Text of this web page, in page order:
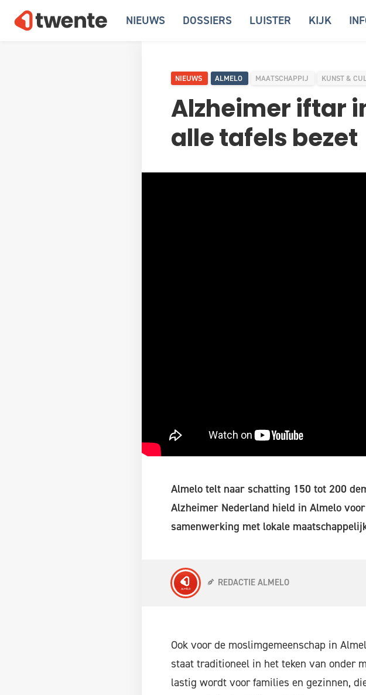
NIEUWS DOSSIERS LUISTER KIJK
NIEUWS ALMELO MAATSCHAPPIJ KUNST &
Alzheimer iftar
alle tafels bezet
Almelo telt naar schatting 150 tot 200
Alzheimer Nederland hield in Almelo
samenwerking met lokale
REDACTIE ALMELO
Ook voor de moslimgemeenschap in
staat traditioneel in het teken van onder
lastig wordt voor families en gezinnen,